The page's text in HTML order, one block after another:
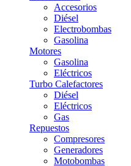
Accesorios
Diésel
Electrobombas
Gasolina
Motores
Gasolina
Eléctricos
Turbo Calefactores
Diésel
Eléctricos
Gas
Repuestos
Compresores
Generadores
Motobombas